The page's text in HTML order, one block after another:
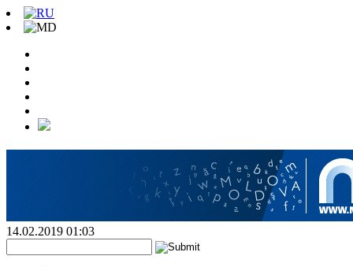
14.02.2019 01:03